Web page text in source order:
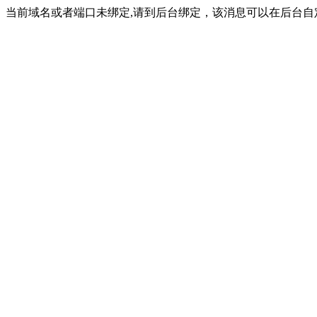
当前域名或者端口未绑定,请到后台绑定，该消息可以在后台自